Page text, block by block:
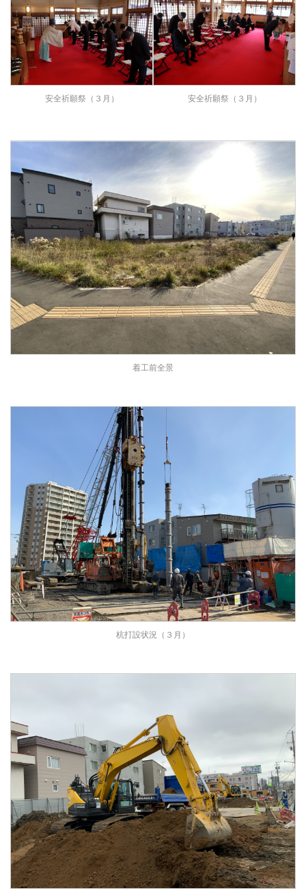
安全祈願祭（３月） 安全祈願祭（３月）
着工前全景
杭打設状況（３月）